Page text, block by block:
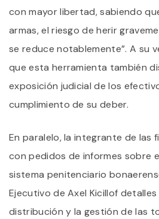
con mayor libertad, sabiendo
armas, el riesgo de herir
se reduce notablemente”. A su
que esta herramienta también
exposición judicial de los
cumplimiento de su deber.
En paralelo, la integrante de las
con pedidos de informes sobre
sistema penitenciario
Ejecutivo de Axel Kicillof
distribución y la gestión de las